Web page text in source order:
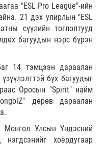
"ESL Pro League"-ийн
21 дэх улирлын "ESL
сүүлийн тоглолтууд
багуудын нэрс бүрэн
14 тэмцээн дараалан
бүх багуудыг
Оросын "Spirit" найм
дөрөв дараалан
Монгол Улсын Үндэсний
хоёрдугаар